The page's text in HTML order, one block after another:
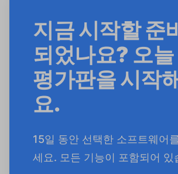
지금 시작할 준
되었나요? 오
평가판을 시작
요.
15일 동안 선택한 소프트웨어
세요. 모든 기능이 포함되어 있